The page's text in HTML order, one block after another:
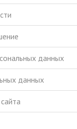
данных
данных